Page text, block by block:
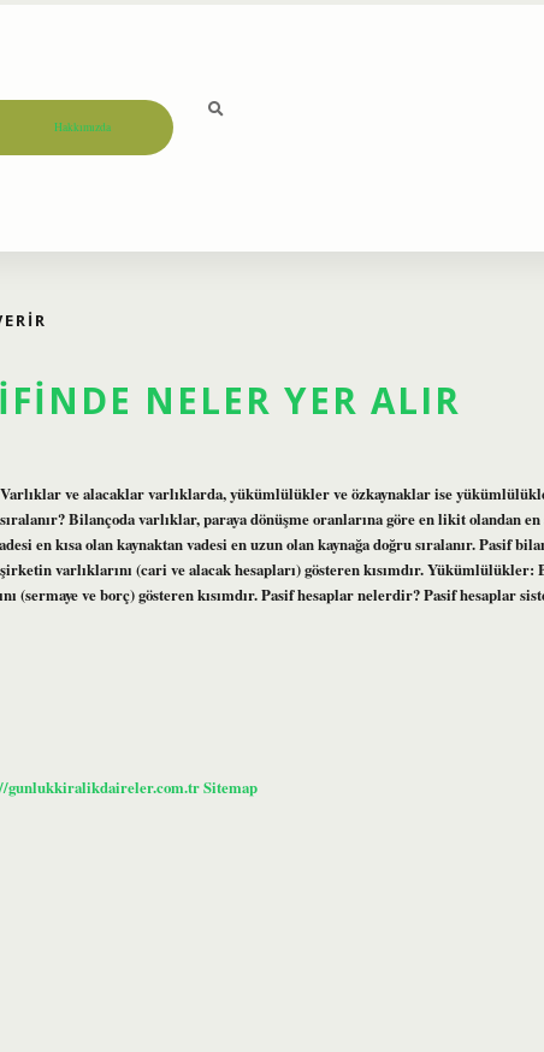
Hakkımızda
NELER YER ALIR
ve alacaklar varlıklarda, yükümlülükler ve özkaynaklar ise
Bilançoda varlıklar, paraya dönüşme oranlarına göre en likit olandan
en kısa olan kaynaktan vadesi en uzun olan kaynağa doğru sıralanır. Pasif
varlıklarını (cari ve alacak hesapları) gösteren kısımdır. Yükümlülükler:
(sermaye ve borç) gösteren kısımdır. Pasif hesaplar nelerdir? Pasif hesaplar
gunlukkiralikdaireler.com.trSitemap